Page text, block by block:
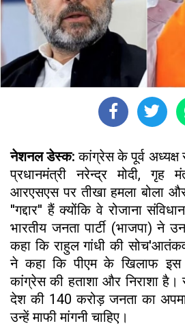
नेशनल डेस्क: कांग्रेस के पूर्व अध्यक्ष
प्रधानमंत्री नरेन्द्र मोदी, गृह
आरएसएस पर तीखा हमला बोला
''गद्दार'' हैं क्योंकि वे रोजाना
भारतीय जनता पार्टी (भाजपा) ने
कहा कि राहुल गांधी की
ने कहा कि पीएम के खिलाफ इस
कांग्रेस की हताशा और निराशा है।
देश की 140 करोड़ जनता का
उन्हें माफी मांगनी चाहिए।